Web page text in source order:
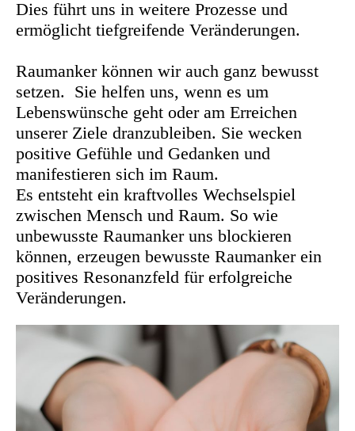
Dies führt uns in weitere Prozesse und
ermöglicht tiefgreifende Veränderungen.
Raumanker können wir auch ganz bewusst
setzen. Sie helfen uns, wenn es um
Lebenswünsche geht oder am Erreichen
unserer Ziele dranzubleiben. Sie wecken
positive Gefühle und Gedanken und
manifestieren sich im Raum.
Es entsteht ein kraftvolles Wechselspiel
zwischen Mensch und Raum. So wie
unbewusste Raumanker uns blockieren
können, erzeugen bewusste Raumanker ein
positives Resonanzfeld für erfolgreiche
Veränderungen.